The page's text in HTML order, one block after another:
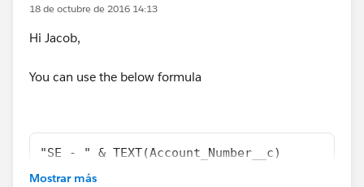
18 de octubre de 2016 14:13
Hi Jacob,
You can use the below formula
"SE - " & TEXT(Account_Number__c)
Mostrar más